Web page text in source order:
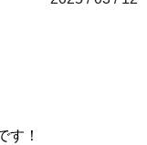
す！